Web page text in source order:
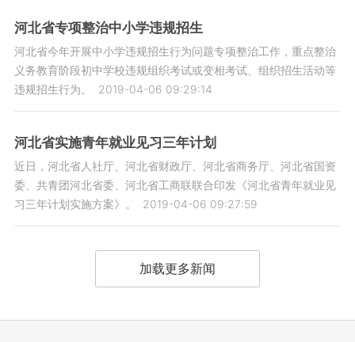
河北省专项整治中小学违规招生
河北省今年开展中小学违规招生行为问题专项整治工作，重点整治
义务教育阶段初中学校违规组织考试或变相考试、组织招生活动等
违规招生行为。
2019-04-06 09:29:14
河北省实施青年就业见习三年计划
近日，河北省人社厅、河北省财政厅、河北省商务厅、河北省国资
委、共青团河北省委、河北省工商联联合印发《河北省青年就业见
习三年计划实施方案》。
2019-04-06 09:27:59
加载更多新闻